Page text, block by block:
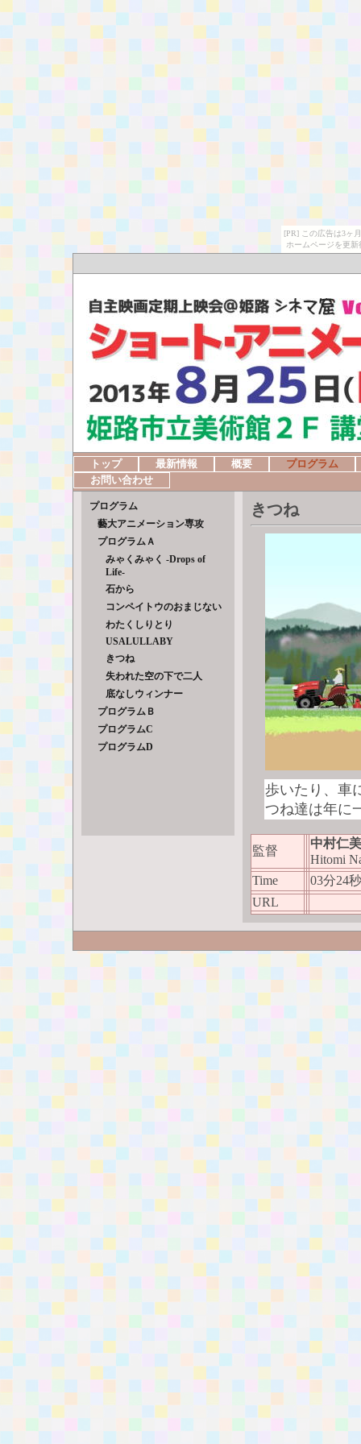
[PR] この広告は3ヶ
ホームページを更
トップ 最新情報 概要
プログラム
お問い合わせ
プログラム
藝大アニメーション専攻
プログラムＡ
みゃくみゃく -Drops of
Life-
石から
コンペイトウのおまじない
わたくしりとり
USALULLABY
きつね
失われた空の下で二人
底なしウィンナー
プログラムＢ
プログラムC
プログラムD
きつね
歩いたり、車
つね達は年に
監督
中村仁美
Hitomi
Time
03分24秒
URL